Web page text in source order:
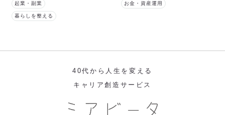
起業・副業
暮らしを整える
お金・資産運用
40代から人生を変える
キャリア創造サービス